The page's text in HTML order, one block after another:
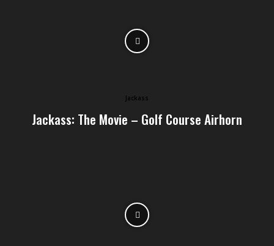
Jackass
Jackass: The Movie – Golf Course Airhorn